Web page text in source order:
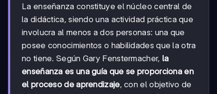
La enseñanza constituye el núcleo central de
la didáctica, siendo una actividad práctica que
involucra al menos a dos personas: una que
posee conocimientos o habilidades que la otra
no tiene. Según Gary Fenstermacher, la
enseñanza es una guía que se proporciona en
el proceso de aprendizaje, con el objetivo de